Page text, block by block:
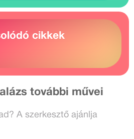
cikkek
további művei
A szerkesztő ajánlja